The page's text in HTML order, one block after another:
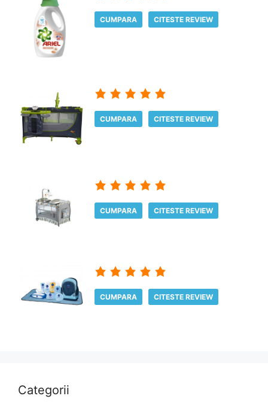
CUMPARA CITESTE REVIEW
CUMPARA CITESTE REVIEW
CUMPARA CITESTE REVIEW
CUMPARA CITESTE REVIEW
Categorii